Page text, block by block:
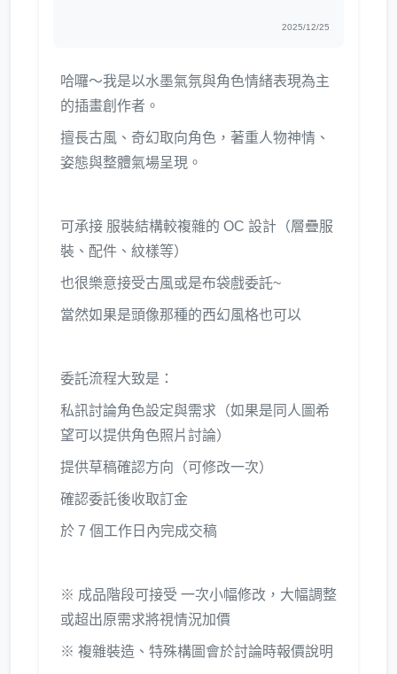
2025/12/25
哈囉～我是以水墨氣氛與角色情緒表現為主
的插畫創作者。
擅長古風、奇幻取向角色，著重人物神情、
姿態與整體氣場呈現。
可承接 服裝結構較複雜的 OC 設計（層疊服
裝、配件、紋樣等）
也很樂意接受古風或是布袋戲委託~
當然如果是頭像那種的西幻風格也可以
委託流程大致是：
私訊討論角色設定與需求（如果是同人圖希
望可以提供角色照片討論）
提供草稿確認方向（可修改一次）
確認委託後收取訂金
於 7 個工作日內完成交稿
※ 成品階段可接受 一次小幅修改，大幅調整
或超出原需求將視情況加價
※ 複雜裝造、特殊構圖會於討論時報價說明